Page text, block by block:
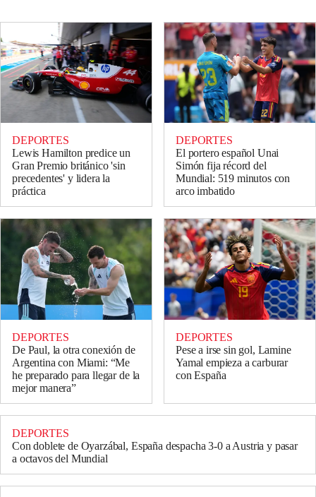
DEPORTES
Lewis Hamilton predice un
Gran Premio británico 'sin
precedentes' y lidera la
práctica
DEPORTES
El portero español Unai
Simón fija récord del
Mundial: 519 minutos con
arco imbatido
DEPORTES
De Paul, la otra conexión de
Argentina con Miami: “Me
he preparado para llegar de la
mejor manera”
DEPORTES
Pese a irse sin gol, Lamine
Yamal empieza a carburar
con España
DEPORTES
Con doblete de Oyarzábal, España despacha 3-0 a Austria y pasar
a octavos del Mundial